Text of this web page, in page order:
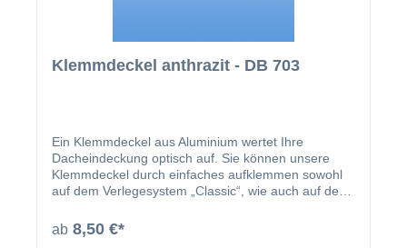
Klemmdeckel anthrazit - DB 703
Ein Klemmdeckel aus Aluminium wertet Ihre
Dacheindeckung optisch auf. Sie können unsere
Klemmdeckel durch einfaches aufklemmen sowohl
auf dem Verlegesystem „Classic“, wie auch auf dem
montiert, harmoniert der Klemmdeckel nicht nur
farblich mit Ihren restlichen Profilleisten, sondern
ab 8,50 €*